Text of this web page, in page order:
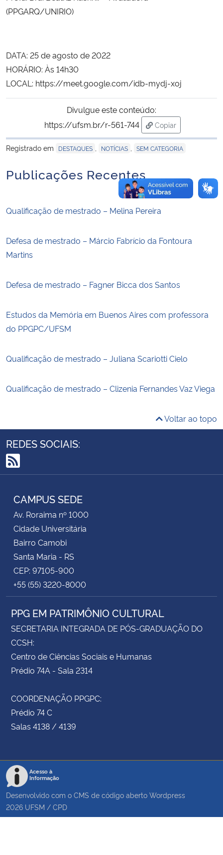
Secretaria de Governo
Advocacia-Geral da União
Banco Central do Brasil
(PPGARQ/UNIRIO)
DATA: 25 de agosto de 2022
HORÁRIO: Às 14h30
LOCAL: https://meet.google.com/idb-mydj-xoj
Divulgue este conteúdo:
https://ufsm.br/r-561-744
Copiar
para área de
Registrado em
DESTAQUES NOTÍCIAS SEM CATEGORIA
Publicações Recentes
Qualificação de mestrado – Melina Pereira
Defesa de mestrado – Márcio Fabrício da Fontoura
Martins
Defesa de mestrado – Fagner Bicca dos Santos
Estudos da Memória em Buenos Aires com professora
do PPGPC/UFSM
Qualificação de mestrado – Juliana Scariotti Cielo
Qualificação de mestrado – Clizenia Fernandes Vaz Viega
Voltar ao topo
REDES SOCIAIS:
RSS
CAMPUS SEDE
Av. Roraima nº 1000
Cidade Universitária
Bairro Camobi
Santa Maria - RS
CEP: 97105-900
+55 (55) 3220-8000
PPG EM PATRIMÔNIO CULTURAL
SECRETARIA INTEGRADA DE PÓS-GRADUAÇÃO DO
CCSH:
Centro de Ciências Sociais e Humanas
Prédio 74A - Sala 2314
COORDENAÇÃO PPGPC:
Prédio 74 C
Salas 4138 / 4139
Acesso à
Informação
Desenvolvido com o CMS de código aberto Wordpress
2026 UFSM / CPD